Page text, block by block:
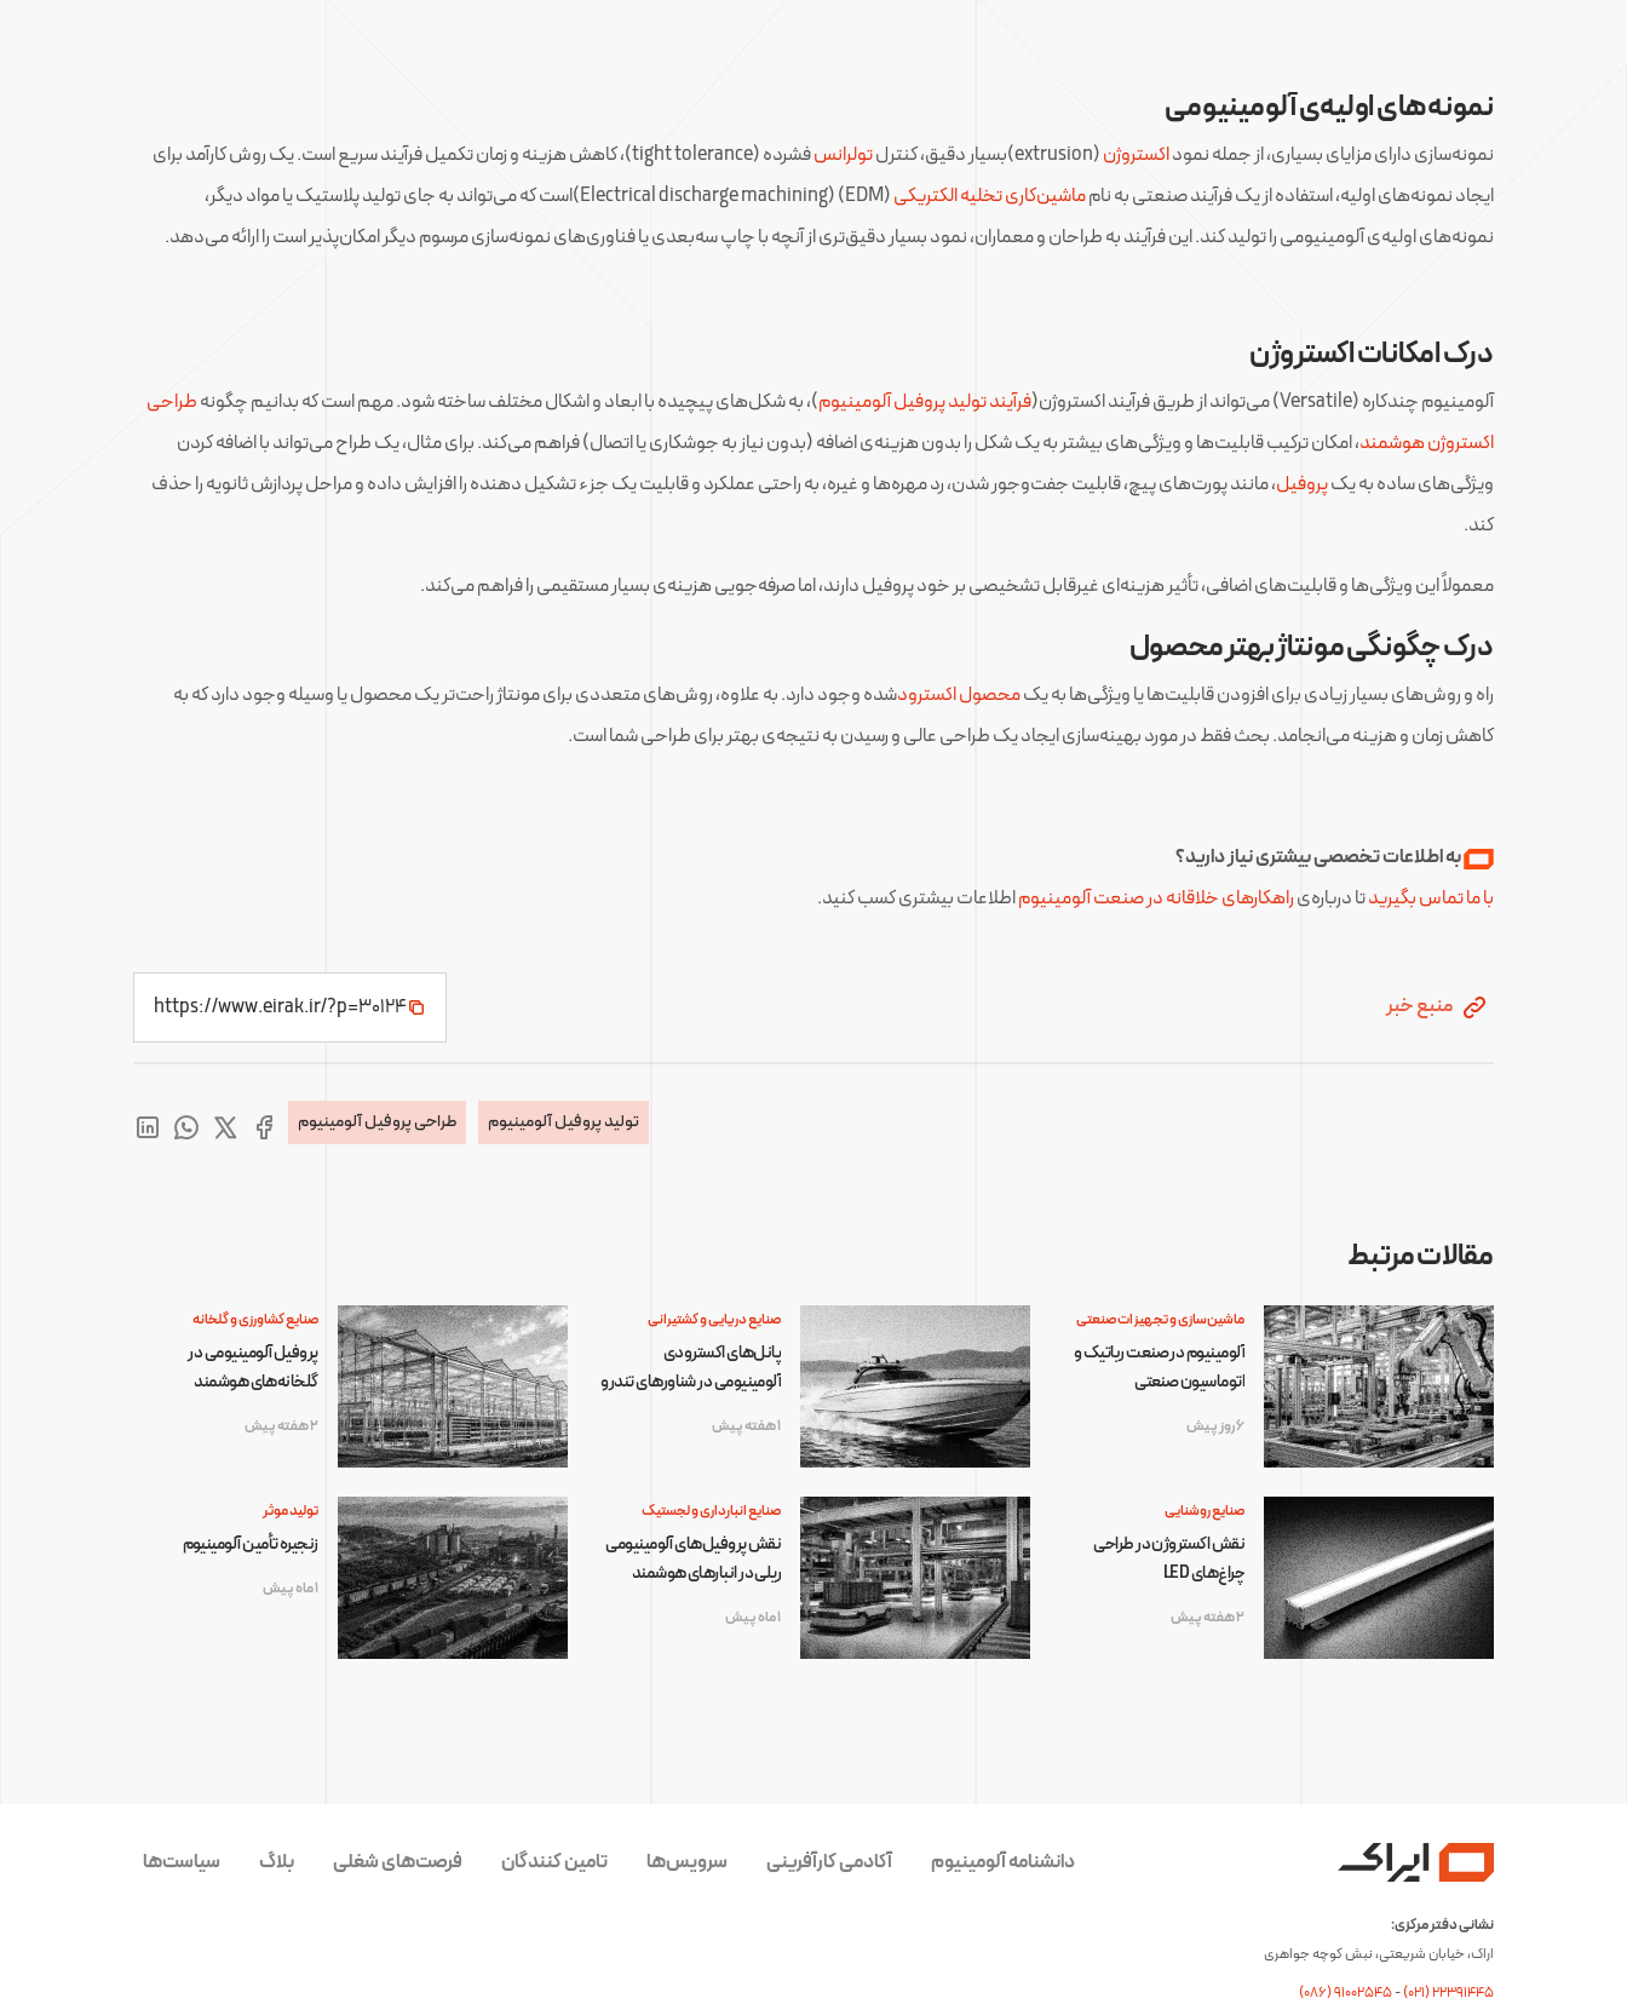
نمونه‌های اولیه‌ی آلومینیومی
نمونه‌سازی دارای مزایای بسیاری، از جمله نموداکستروژن(extrusion)بسیار دقیق، کنترل تولرانس
فشرده (tight tolerance)، کاهش هزینه و زمان تکمیل فرآیند سریع است. یک روش کارآمد برای
ایجاد نمونه‌های اولیه، استفاده از یک فرآیند صنعتی به نامماشین‌کاری تخلیه الکتریکی
(EDM) (Electrical discharge machining)است که می‌تواند به جای تولید پلاستیک یا مواد دیگر،
نمونه‌های اولیه‌ی آلومینیومی را تولید کند. این فرآیند به طراحان و معماران، نمود بسیار دقیق‌تری از آنچه با چاپ سه‌بعدی یا فناوری‌های نمونه‌سازی مرسوم دیگر امکان‌پذیر است را ارائه می‌دهد.
درک امکانات اکستروژن
آلومینیوم چندکاره (Versatile) می‌تواند از طریق فرآیند اکستروژن( فرآیند تولید پروفیل آلومینیوم)، به شکل‌های پیچیده با ابعاد و اشکال مختلف ساخته شود. مهم است که بدانیم چگونهطراحی
اکستروژن هوشمند، امکان ترکیب قابلیت‌ها و ویژگی‌های بیشتر به یک شکل را بدون هزینه‌ی اضافه (بدون نیاز به جوشکاری یا اتصال) فراهم می‌کند. برای مثال، یک طراح می‌تواند با اضافه کردن
ویژگی‌های ساده به یکپروفیل، مانند پورت‌های پیچ، قابلیت جفت‌وجور شدن، رد مهره‌ها و غیره، به راحتی عملکرد و قابلیت یک جزء تشکیل دهنده را افزایش داده و مراحل پردازش ثانویه را حذف
کند.
معمولاً این ویژگی‌ها و قابلیت‌های اضافی، تأثیر هزینه‌ای غیرقابل تشخیصی بر خود پروفیل دارند، اما صرفه‌جویی هزینه‌ی بسیار مستقیمی را فراهم می‌کند.
درک چگونگی مونتاژ بهتر محصول
راه و روش‌های بسیار زیادی برای افزودن قابلیت‌ها یا ویژگی‌ها به یکمحصول اکسترودشده وجود دارد. به علاوه، روش‌های متعددی برای مونتاژ راحت‌تر یک محصول یا وسیله وجود دارد که به
کاهش زمان و هزینه می‌انجامد. بحث فقط در مورد بهینه‌سازی ایجاد یک طراحی عالی و رسیدن به نتیجه‌ی بهتر برای طراحی شما است.
به اطلاعات تخصصی بیشتری نیاز دارید؟
با ما تماس بگیریدتا درباره‌یراهکارهای خلاقانه در صنعت آلومینیوماطلاعات بیشتری کسب کنید.
منبع خبر https://www.eirak.ir/?p=30124
تولید پروفیل آلومینیوم طراحی پروفیل آلومینیوم
مقالات مرتبط
ماشین‌سازی و تجهیزات صنعتی
آلومینیوم در صنعت رباتیک و
اتوماسیون صنعتی
6 روز پیش
صنایع دریایی و کشتیرانی
پانل‌های اکسترودی
آلومینیومی در شناورهای تندرو
1 هفته پیش
صنایع کشاورزی و گلخانه
پروفیل آلومینیومی در
گلخانه‌های هوشمند
2 هفته پیش
صنایع روشنایی
نقش اکستروژن در طراحی
چراغ‌های LED
2 هفته پیش
صنایع انبارداری و لجستیک
نقش پروفیل‌های آلومینیومی
ریلی در انبارهای هوشمند
1 ماه پیش
تولید موثر
زنجیره تأمین آلومینیوم
1 ماه پیش
دانشنامه آلومینیوم آکادمی کارآفرینی سرویس‌ها تامین کنندگان فرصت‌های شغلی بلاگ سیاست‌ها
نشانی دفتر مرکزی:
اراک، خیابان شریعتی، نبش کوچه جواهری
(۰۸۶) ۹۱۰۰۲۵۴۵-(۰21) 22391445